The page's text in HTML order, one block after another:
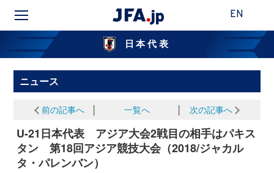
EN
日本代表
ニュース
前の記事へ 一覧へ 次の記事へ
U-21日本代表 アジア大会2戦目の相手はパキス
タン 第18回アジア競技大会（2018/ジャカル
タ・パレンバン）